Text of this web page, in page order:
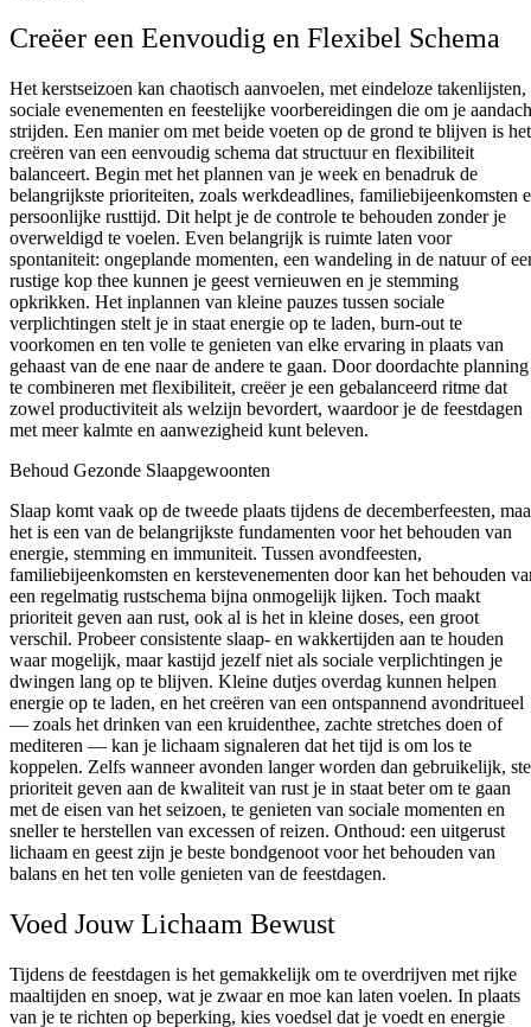
Creëer een Eenvoudig en Flexibel Schema
Het kerstseizoen kan chaotisch aanvoelen, met eindeloze takenlijsten,
sociale evenementen en feestelijke voorbereidingen die om je
strijden. Een manier om met beide voeten op de grond te blijven is het
creëren van een eenvoudig schema dat structuur en flexibiliteit
balanceert. Begin met het plannen van je week en benadruk de
belangrijkste prioriteiten, zoals werkdeadlines, familiebijeenkomsten
persoonlijke rusttijd. Dit helpt je de controle te behouden zonder je
overweldigd te voelen. Even belangrijk is ruimte laten voor
spontaniteit: ongeplande momenten, een wandeling in de natuur of
rustige kop thee kunnen je geest vernieuwen en je stemming
opkrikken. Het inplannen van kleine pauzes tussen sociale
verplichtingen stelt je in staat energie op te laden, burn-out te
voorkomen en ten volle te genieten van elke ervaring in plaats van
gehaast van de ene naar de andere te gaan. Door doordachte planning
te combineren met flexibiliteit, creëer je een gebalanceerd ritme dat
zowel productiviteit als welzijn bevordert, waardoor je de feestdagen
met meer kalmte en aanwezigheid kunt beleven.
Behoud Gezonde Slaapgewoonten
Slaap komt vaak op de tweede plaats tijdens de decemberfeesten,
het is een van de belangrijkste fundamenten voor het behouden van
energie, stemming en immuniteit. Tussen avondfeesten,
familiebijeenkomsten en kerstevenementen door kan het behouden
een regelmatig rustschema bijna onmogelijk lijken. Toch maakt
prioriteit geven aan rust, ook al is het in kleine doses, een groot
verschil. Probeer consistente slaap- en wakkertijden aan te houden
waar mogelijk, maar kastijd jezelf niet als sociale verplichtingen je
dwingen lang op te blijven. Kleine dutjes overdag kunnen helpen
energie op te laden, en het creëren van een ontspannend avondritueel
— zoals het drinken van een kruidenthee, zachte stretches doen of
mediteren — kan je lichaam signaleren dat het tijd is om los te
koppelen. Zelfs wanneer avonden langer worden dan gebruikelijk,
prioriteit geven aan de kwaliteit van rust je in staat beter om te gaan
met de eisen van het seizoen, te genieten van sociale momenten en
sneller te herstellen van excessen of reizen. Onthoud: een uitgerust
lichaam en geest zijn je beste bondgenoot voor het behouden van
balans en het ten volle genieten van de feestdagen.
Voed Jouw Lichaam Bewust
Tijdens de feestdagen is het gemakkelijk om te overdrijven met rijke
maaltijden en snoep, wat je zwaar en moe kan laten voelen. In plaats
van je te richten op beperking, kies voedsel dat je voedt en energie